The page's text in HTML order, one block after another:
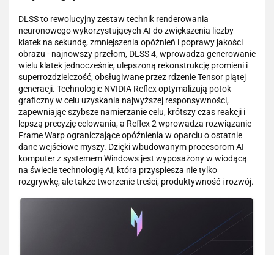
DLSS to rewolucyjny zestaw technik renderowania
neuronowego wykorzystujących AI do zwiększenia liczby
klatek na sekundę, zmniejszenia opóźnień i poprawy jakości
obrazu - najnowszy przełom, DLSS 4, wprowadza generowanie
wielu klatek jednocześnie, ulepszoną rekonstrukcję promieni i
superrozdzielczość, obsługiwane przez rdzenie Tensor piątej
generacji. Technologie NVIDIA Reflex optymalizują potok
graficzny w celu uzyskania najwyższej responsywności,
zapewniając szybsze namierzanie celu, krótszy czas reakcji i
lepszą precyzję celowania, a Reflex 2 wprowadza rozwiązanie
Frame Warp ograniczające opóźnienia w oparciu o ostatnie
dane wejściowe myszy. Dzięki wbudowanym procesorom AI
komputer z systemem Windows jest wyposażony w wiodącą
na świecie technologię AI, która przyspiesza nie tylko
rozgrywkę, ale także tworzenie treści, produktywność i rozwój.